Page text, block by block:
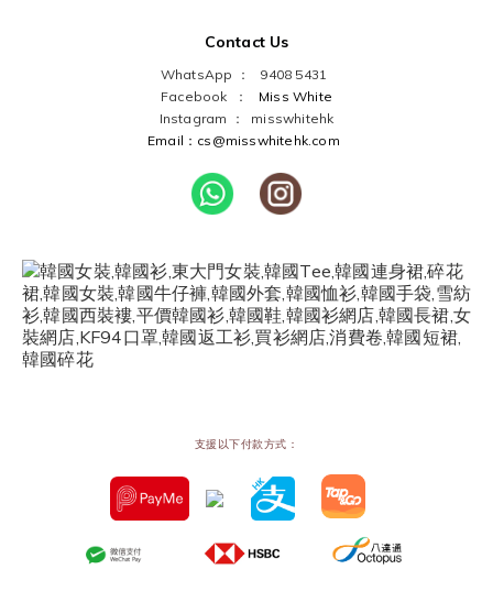
Contact Us
WhatsApp ： 9408 5431
Facebook ： Miss White
Instagram ： misswhitehk
Email：cs@misswhitehk.com
支援以下付款方式：